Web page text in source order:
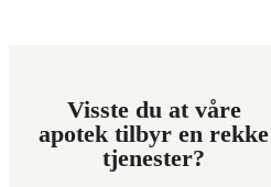
Visste du at våre
apotek tilbyr en rekke
tjenester?